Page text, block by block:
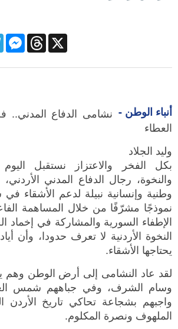
Threads X
أنباء الوطن - نشامى الدفاع المدني..
العطاء
وليد الجلاد
بكل الفخر والاعتزاز نستقبل
والنخوة، رجال الدفاع المدني
وطنية وإنسانية نبيلة لدعم الأشقاء
نموذجًا مشرّفًا من خلال المساهمة
الإطفاء السورية والمشاركة في إخماد
النخوة الأردنية لا تعرف حدودا، وأن
يحتاجها الأشقاء.
لقد عاد النشامى إلى أرض الوطن وهم
وسام الشرف، وفي جباههم شمس
واجبهم بشجاعة تحاكي تاريخ
الملهوف ونصرة المكلوم.